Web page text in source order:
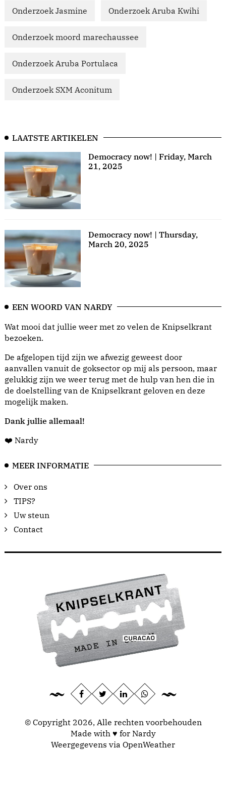
Onderzoek Jasmine Onderzoek Aruba Kwihi
Onderzoek moord marechaussee
Onderzoek Aruba Portulaca
Onderzoek SXM Aconitum
LAATSTE ARTIKELEN
Democracy now! | Friday, March
21, 2025
Democracy now! | Thursday,
March 20, 2025
EEN WOORD VAN NARDY
Wat mooi dat jullie weer met zo velen de Knipselkrant
bezoeken.
De afgelopen tijd zijn we afwezig geweest door
aanvallen vanuit de goksector op mij als persoon, maar
gelukkig zijn we weer terug met de hulp van hen die in
de doelstelling van de Knipselkrant geloven en deze
mogelijk maken.
Dank jullie allemaal!
❤️ Nardy
MEER INFORMATIE
Over ons
TIPS?
Uw steun
Contact
© Copyright 2026, Alle rechten voorbehouden
Made with ♥ for Nardy
Weergegevens via OpenWeather